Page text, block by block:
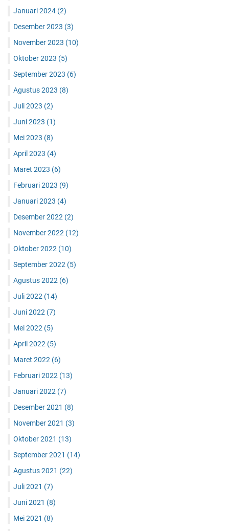
Januari 2024 (2)
Desember 2023 (3)
November 2023 (10)
Oktober 2023 (5)
September 2023 (6)
Agustus 2023 (8)
Juli 2023 (2)
Juni 2023 (1)
Mei 2023 (8)
April 2023 (4)
Maret 2023 (6)
Februari 2023 (9)
Januari 2023 (4)
Desember 2022 (2)
November 2022 (12)
Oktober 2022 (10)
September 2022 (5)
Agustus 2022 (6)
Juli 2022 (14)
Juni 2022 (7)
Mei 2022 (5)
April 2022 (5)
Maret 2022 (6)
Februari 2022 (13)
Januari 2022 (7)
Desember 2021 (8)
November 2021 (3)
Oktober 2021 (13)
September 2021 (14)
Agustus 2021 (22)
Juli 2021 (7)
Juni 2021 (8)
Mei 2021 (8)